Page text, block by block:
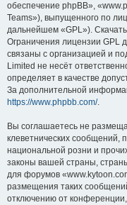
обеспечение phpBB»,
Teams»), выпущенного по
дальнейшем «GPL»).
Ограничения лицензии GPL
связаны с организацией и
Limited не несёт
определяет в качестве
За дополнительной
https://www.phpbb.com/.
Вы соглашаетесь не
клеветнических сообщений,
национальной розни и
законы вашей страны,
для форумов
размещения таких
отключению от